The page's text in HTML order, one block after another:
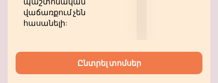
վաճառքի համակարգ, որտեղ դուք կարող եք
ընտրել ձեր նախընտրած վայրը և վճարել
տոմսերի համար մի քանի կտտոցով:
երաժշտական շոուի մի մասը: Համեցեք Ձեր
ընկերների կամ ընտանիքի հետ, Վայելեք
հիասքանչ սենյակները և անցկացրեք
վաճառքում չեն
հասանելի:
Ընտրել տոմսեր